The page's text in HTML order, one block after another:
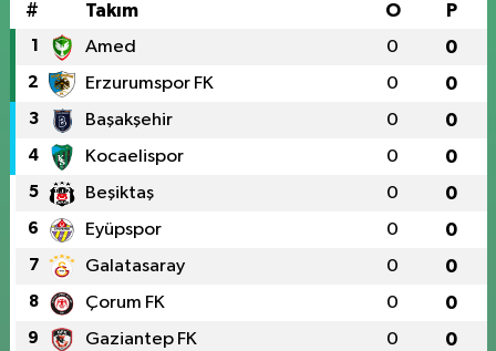
# Takım O P
1 Amed 0 0
2 Erzurumspor FK 0 0
3 Başakşehir 0 0
4 Kocaelispor 0 0
5 Beşiktaş 0 0
6 Eyüpspor 0 0
7 Galatasaray 0 0
8 Çorum FK 0 0
9 Gaziantep FK 0 0